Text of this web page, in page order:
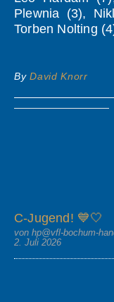
Plewnia (3),
Torben Nolting
ByDavid Knorr
C-Jugend! 💙🤍
von hp@vfl-bochum-
2. Juli 2026